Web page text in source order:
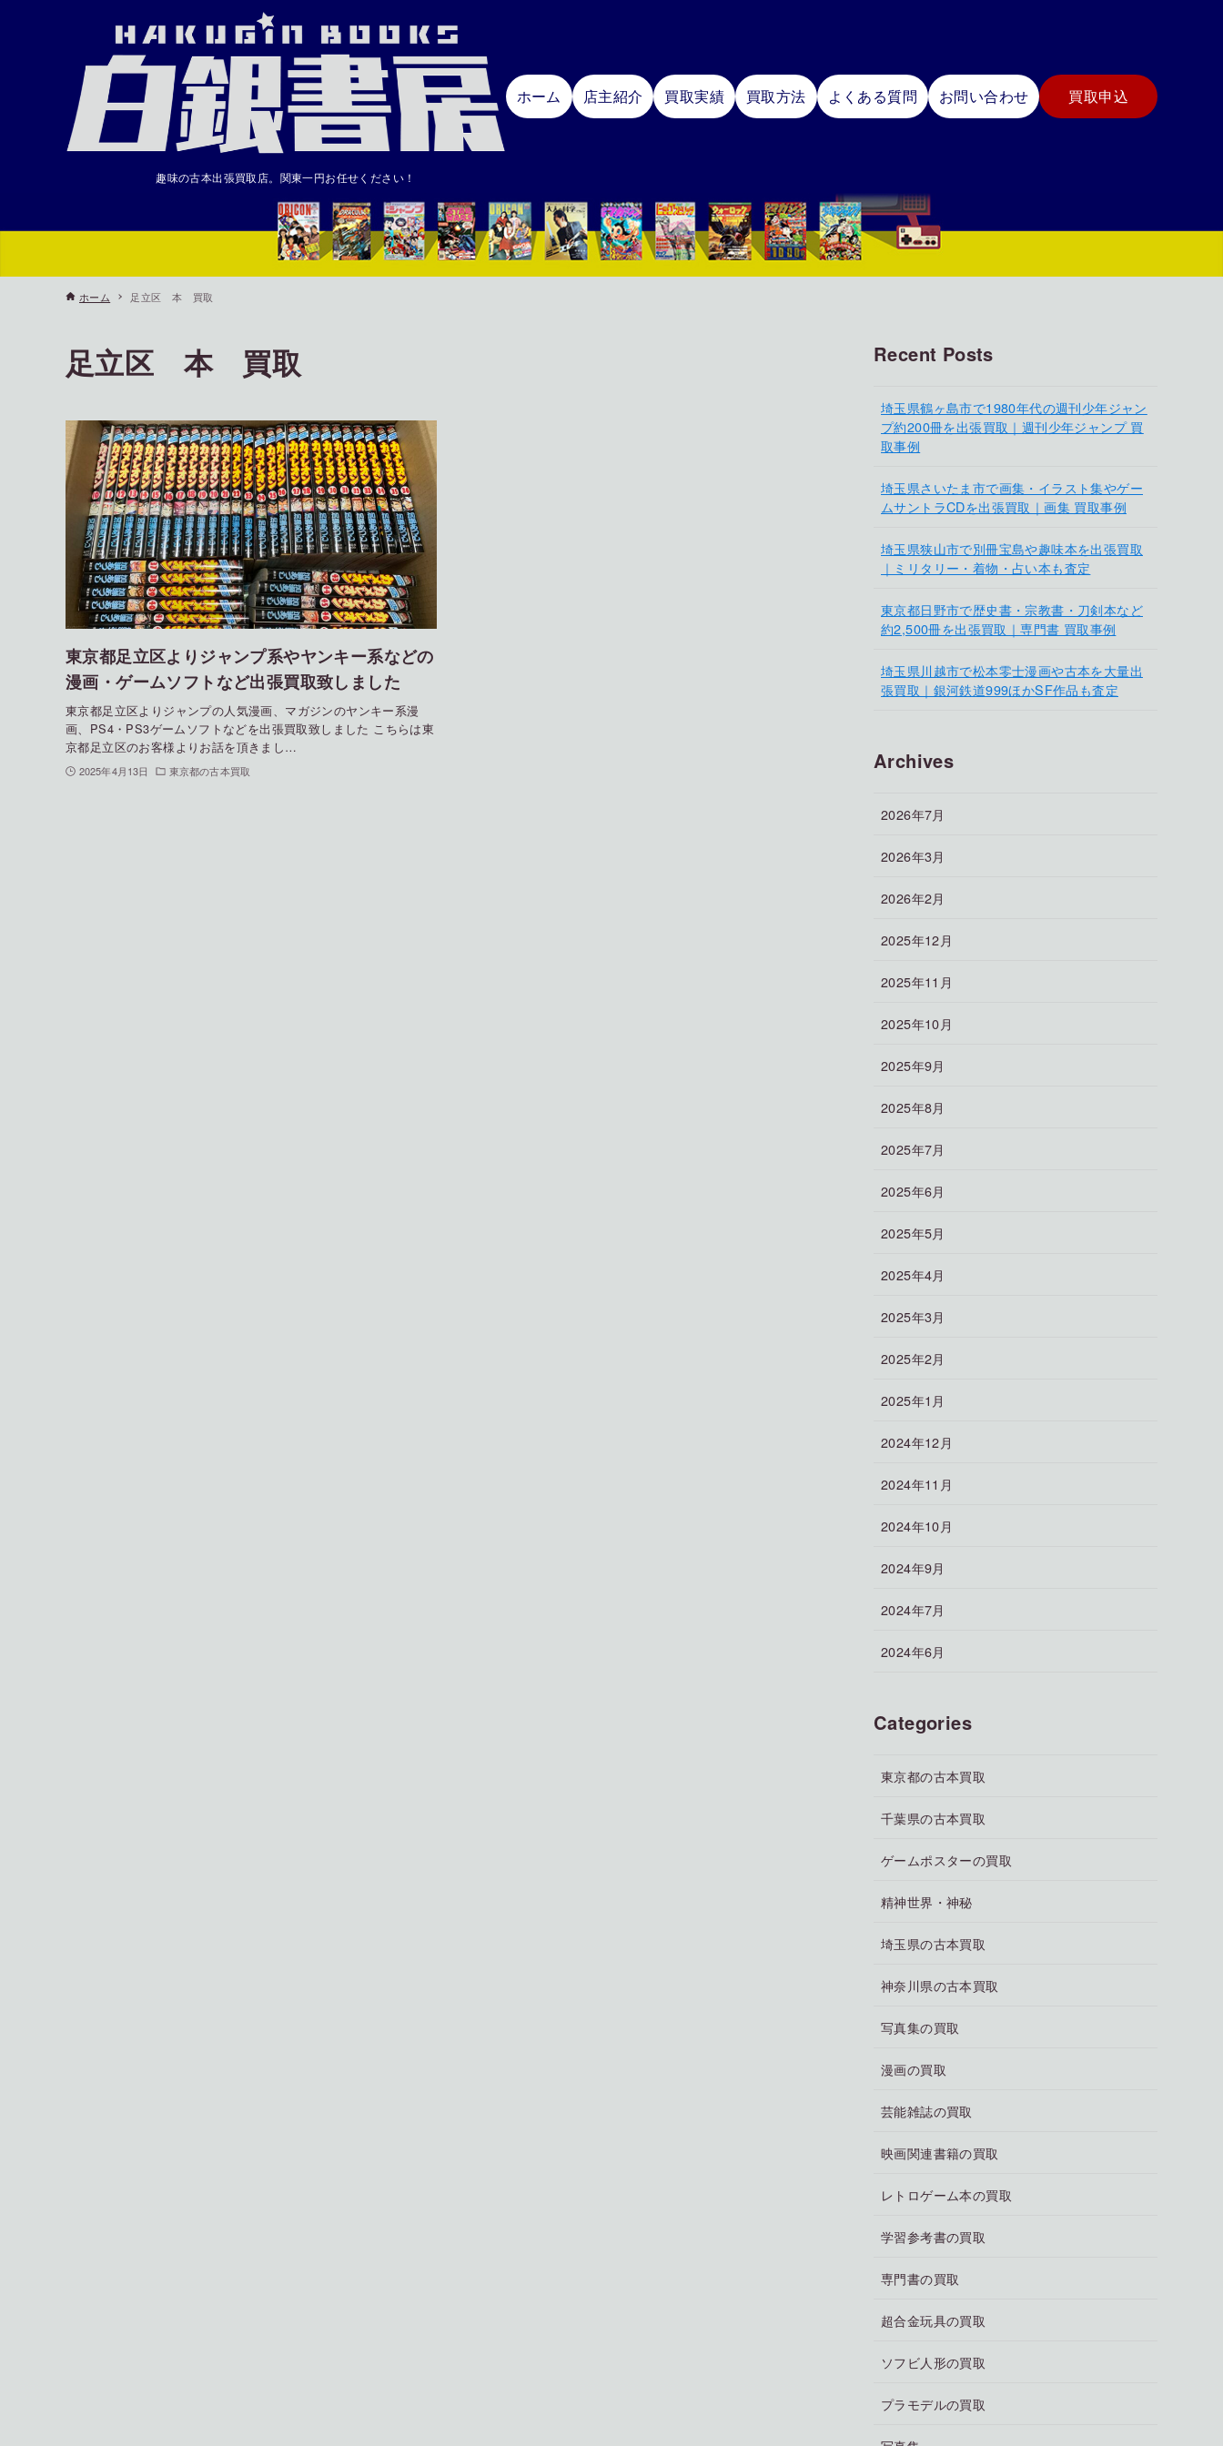
趣味の古本出張買取店。関東一円お任せください！
ホーム 店主紹介 買取実績 買取方法 よくある質問 お問い合わせ 買取申込
ホーム 足立区 本 買取
足立区 本 買取
東京都足立区よりジャンプ系やヤンキー系などの
漫画・ゲームソフトなど出張買取致しました
東京都足立区よりジャンプの人気漫画、マガジンのヤンキー系漫
画、PS4・PS3ゲームソフトなどを出張買取致しました こちらは東
京都足立区のお客様よりお話を頂きまし…
2025年4月13日 東京都の古本買取
Recent Posts
埼玉県鶴ヶ島市で1980年代の週刊少年ジャン
プ約200冊を出張買取｜週刊少年ジャンプ 買
取事例
埼玉県さいたま市で画集・イラスト集やゲー
ムサントラCDを出張買取｜画集 買取事例
埼玉県狭山市で別冊宝島や趣味本を出張買取
｜ミリタリー・着物・占い本も査定
東京都日野市で歴史書・宗教書・刀剣本など
約2,500冊を出張買取｜専門書 買取事例
埼玉県川越市で松本零士漫画や古本を大量出
張買取｜銀河鉄道999ほかSF作品も査定
Archives
2026年7月
2026年3月
2026年2月
2025年12月
2025年11月
2025年10月
2025年9月
2025年8月
2025年7月
2025年6月
2025年5月
2025年4月
2025年3月
2025年2月
2025年1月
2024年12月
2024年11月
2024年10月
2024年9月
2024年7月
2024年6月
Categories
東京都の古本買取
千葉県の古本買取
ゲームポスターの買取
精神世界・神秘
埼玉県の古本買取
神奈川県の古本買取
写真集の買取
漫画の買取
芸能雑誌の買取
映画関連書籍の買取
レトロゲーム本の買取
学習参考書の買取
専門書の買取
超合金玩具の買取
ソフビ人形の買取
プラモデルの買取